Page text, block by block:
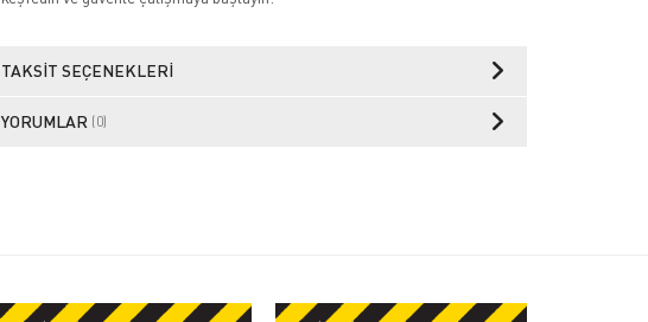
TAKSIT SEÇENEKLERI
YORUMLAR (0)